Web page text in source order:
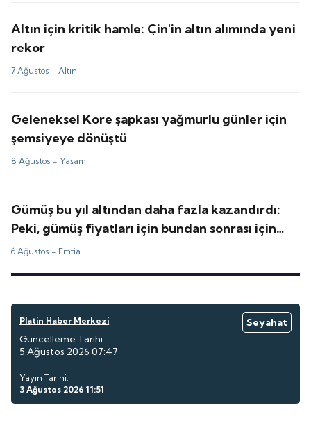
Altın için kritik hamle: Çin'in altın alımında yeni
rekor
7 Ağustos -Altın
Geleneksel Kore şapkası yağmurlu günler için
şemsiyeye dönüştü
8 Ağustos - Yaşam
Gümüş bu yıl altından daha fazla kazandırdı:
Peki, gümüş fiyatları için bundan sonrası için
tahminler ne?
6 Ağustos - Emtia
Platin Haber Merkezi
Seyahat
Güncelleme Tarihi:
5 Ağustos 2026 07:47
Yayın Tarihi:
3 Ağustos 2026 11:51